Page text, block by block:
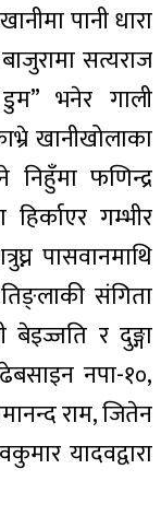
पानी धारा
सत्यराज
भनेर गाली
खानीखोलाका
निहुँमा फणिन्द्र
गम्भीर
पासवानमाथि
संगिता
बेइज्जति र दुङ्गा
नपा-१०,
राम, जितेन
यादवद्वारा